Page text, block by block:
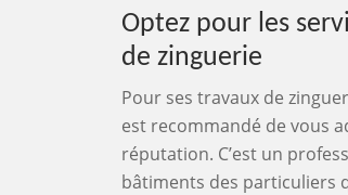
Optez pour les
de zinguerie
Pour ses travaux de
est recommandé de vous
réputation. C’est un
bâtiments des particuliers